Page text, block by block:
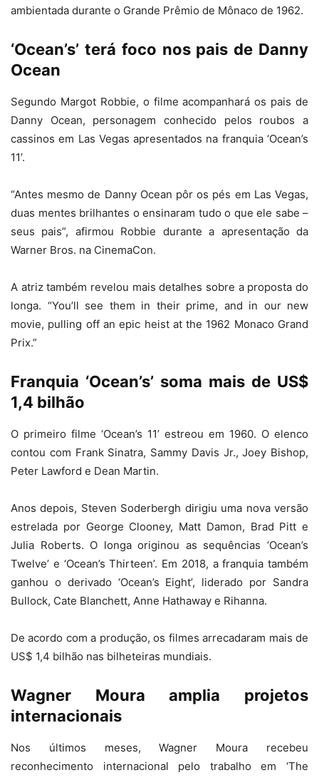
ambientada durante o Grande Prêmio de Mônaco de 1962.
‘Ocean’s’ terá foco nos pais de Danny
Ocean
Segundo Margot Robbie, o filme acompanhará os pais de
Danny Ocean, personagem conhecido pelos roubos a
cassinos em Las Vegas apresentados na franquia ‘Ocean’s
11’.
“Antes mesmo de Danny Ocean pôr os pés em Las Vegas,
duas mentes brilhantes o ensinaram tudo o que ele sabe –
seus pais”, afirmou Robbie durante a apresentação da
Warner Bros. na CinemaCon.
A atriz também revelou mais detalhes sobre a proposta do
longa. “You’ll see them in their prime, and in our new
movie, pulling off an epic heist at the 1962 Monaco Grand
Prix.”
Franquia ‘Ocean’s’ soma mais de US$
1,4 bilhão
O primeiro filme ‘Ocean’s 11’ estreou em 1960. O elenco
contou com Frank Sinatra, Sammy Davis Jr., Joey Bishop,
Peter Lawford e Dean Martin.
Anos depois, Steven Soderbergh dirigiu uma nova versão
estrelada por George Clooney, Matt Damon, Brad Pitt e
Julia Roberts. O longa originou as sequências ‘Ocean’s
Twelve’ e ‘Ocean’s Thirteen’. Em 2018, a franquia também
ganhou o derivado ‘Ocean’s Eight’, liderado por Sandra
Bullock, Cate Blanchett, Anne Hathaway e Rihanna.
De acordo com a produção, os filmes arrecadaram mais de
US$ 1,4 bilhão nas bilheteiras mundiais.
Wagner Moura amplia projetos
internacionais
Nos últimos meses, Wagner Moura recebeu
reconhecimento internacional pelo trabalho em ‘The